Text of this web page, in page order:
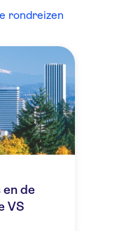
rondreizen
en de
VS